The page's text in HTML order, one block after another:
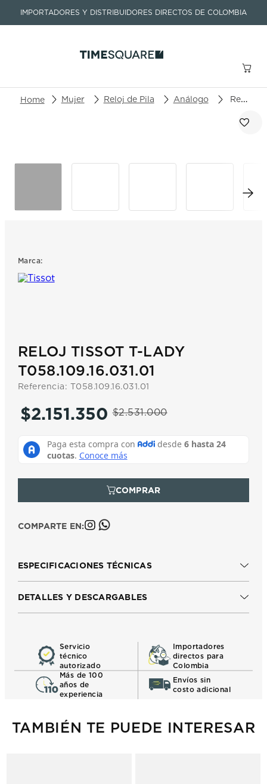
IMPORTADORES Y DISTRIBUIDORES DIRECTOS DE COLOMBIA
Buscar un producto o artículo
Mujer Reloj de Pila Análogo Reloj Tissot T-Lady T058.109.16.031.01
Marca:
RELOJ TISSOT T-LADY
T058.109.16.031.01
Referencia: T058.109.16.031.01
$2.531.000
$2.151.350
COMPARTE EN:
ESPECIFICACIONES TÉCNICAS
DETALLES Y DESCARGABLES
Servicio
técnico
autorizado
Importadores
directos para
Colombia
Más de 100
años de
experiencia
Envíos sin
costo adicional
TAMBIÉN TE PUEDE INTERESAR
TÉRMINOS MÁS BUSCADOS
4.
tissot